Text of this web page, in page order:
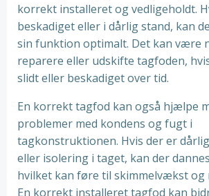
korrekt installeret og vedligeholdt.
beskadiget eller i dårlig stand, kan
sin funktion optimalt. Det kan være
reparere eller udskifte tagfoden,
slidt eller beskadiget over tid.
En korrekt tagfod kan også hjælpe
problemer med kondens og fugt i
tagkonstruktionen. Hvis der er
eller isolering i taget, kan der
hvilket kan føre til skimmelvækst
En korrekt installeret tagfod kan